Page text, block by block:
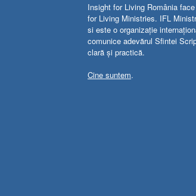
Insight for Living România
for Living Ministries. IFL
si este o organizație
comunice adevărul Sfintei
clară și practică.
Cine suntem.